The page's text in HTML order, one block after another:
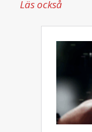
Läs också